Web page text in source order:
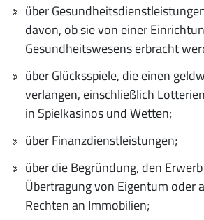
über
davon, ob sie von einer
Gesundheitswesens erbracht
über Glücksspiele, die einen
verlangen, einschließlich
in Spielkasinos und Wetten;
über Finanzdienstleistungen;
über die Begründung, den
Übertragung von Eigentum oder
Rechten an Immobilien;